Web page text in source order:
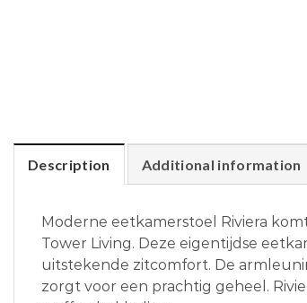
Description Additional information
Moderne eetkamerstoel Riviera
Tower Living. Deze eigentijdse
uitstekende zitcomfort. De
zorgt voor een prachtig geheel.